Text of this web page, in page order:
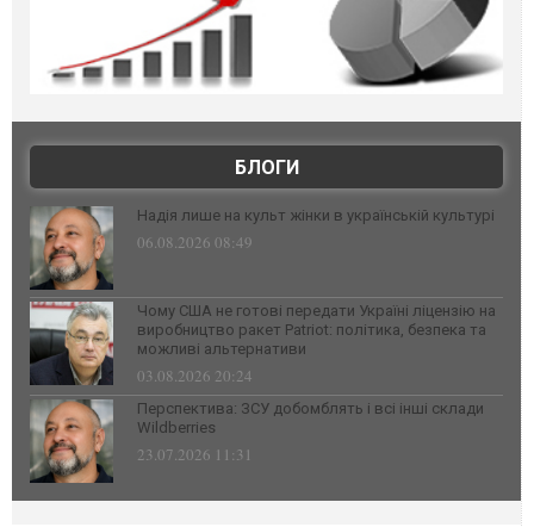
БЛОГИ
Надія лише на культ жінки в українській культурі
06.08.2026 08:49
Чому США не готові передати Україні ліцензію на
виробництво ракет Patriot: політика, безпека та
можливі альтернативи
03.08.2026 20:24
Перспектива: ЗСУ добомблять і всі інші склади
Wildberries
23.07.2026 11:31